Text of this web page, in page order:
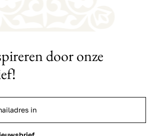
door onze